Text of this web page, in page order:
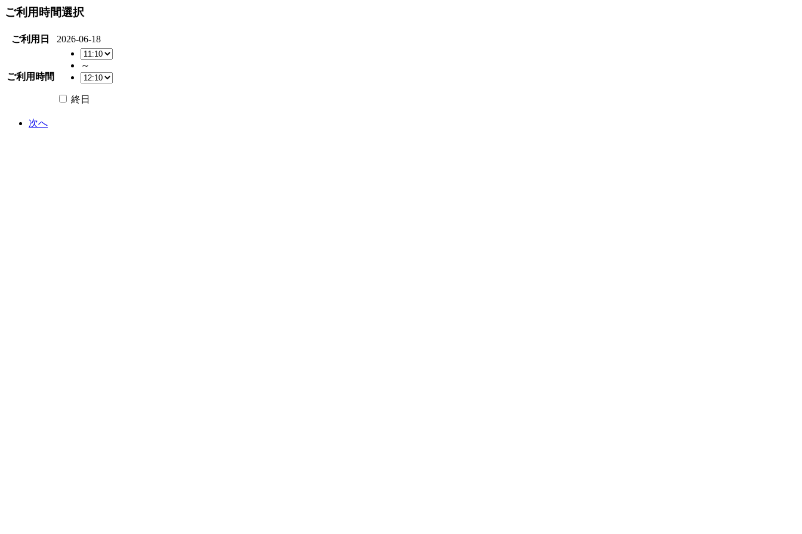
ご利用時間選択
ご利用日 2026-06-18
ご利用時間
～
終日
次へ